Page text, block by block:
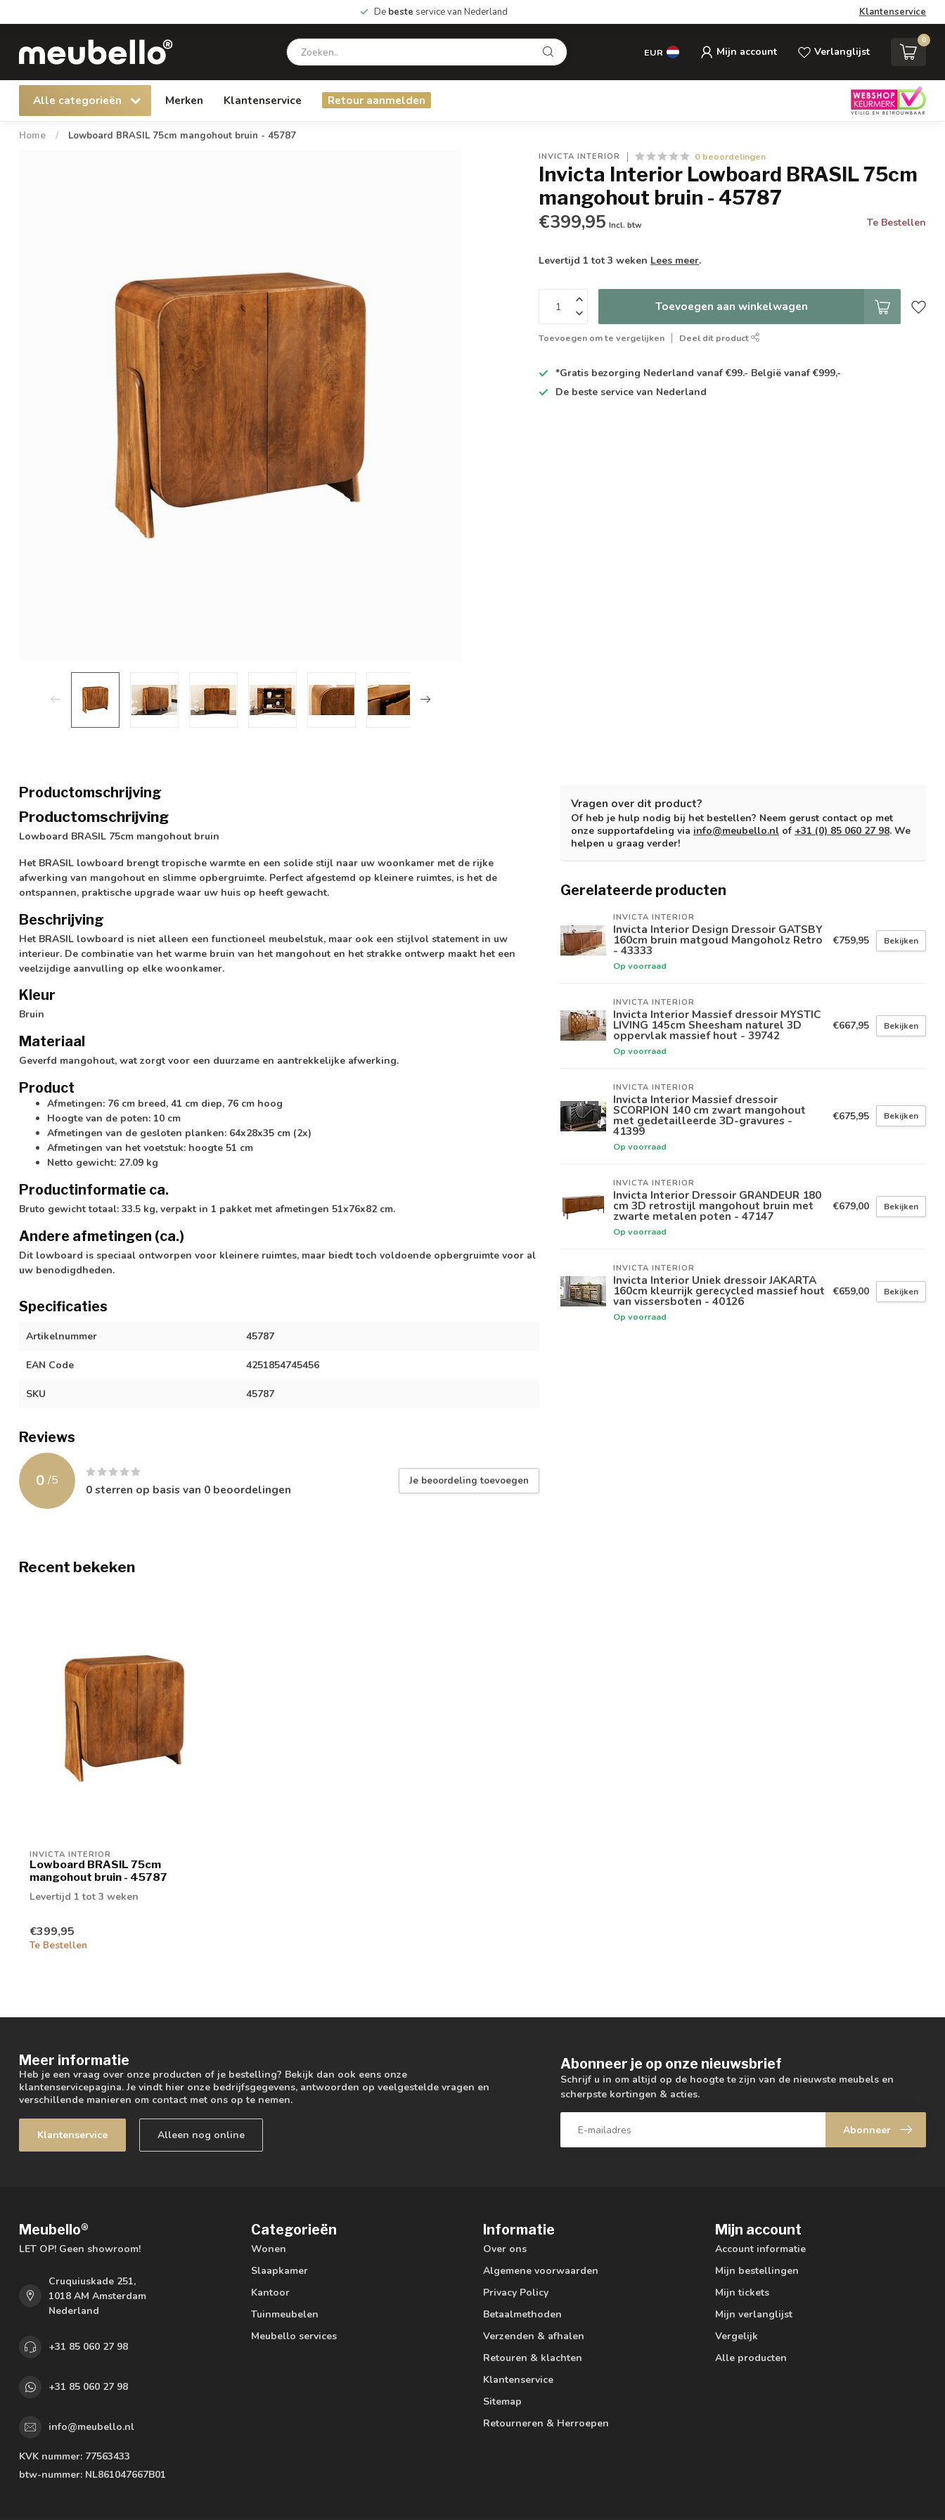
De beste service van Nederland Klantenservice
EUR Mijn account Verlanglijst
0
Alle categorieën Merken Klantenservice Retour aanmelden
Home / Lowboard BRASIL 75cm mangohout bruin - 45787
INVICTA INTERIOR 0 beoordelingen
Invicta Interior Lowboard BRASIL 75cm
mangohout bruin - 45787
€399,95 Incl. btw Te Bestellen
Levertijd 1 tot 3 weken Lees meer.
Toevoegen aan winkelwagen
Toevoegen om te vergelijken Deel dit product
*Gratis bezorging Nederland vanaf €99.- België vanaf €999,-
De beste service van Nederland
Productomschrijving
Productomschrijving
Lowboard BRASIL 75cm mangohout bruin
Het BRASIL lowboard brengt tropische warmte en een solide stijl naar uw woonkamer met de rijke
afwerking van mangohout en slimme opbergruimte. Perfect afgestemd op kleinere ruimtes, is het de
ontspannen, praktische upgrade waar uw huis op heeft gewacht.
Beschrijving
Het BRASIL lowboard is niet alleen een functioneel meubelstuk, maar ook een stijlvol statement in uw
interieur. De combinatie van het warme bruin van het mangohout en het strakke ontwerp maakt het een
veelzijdige aanvulling op elke woonkamer.
Kleur
Bruin
Materiaal
Geverfd mangohout, wat zorgt voor een duurzame en aantrekkelijke afwerking.
Product
Afmetingen: 76 cm breed, 41 cm diep, 76 cm hoog
Hoogte van de poten: 10 cm
Afmetingen van de gesloten planken: 64x28x35 cm (2x)
Afmetingen van het voetstuk: hoogte 51 cm
Netto gewicht: 27.09 kg
Productinformatie ca.
Bruto gewicht totaal: 33.5 kg, verpakt in 1 pakket met afmetingen 51x76x82 cm.
Andere afmetingen (ca.)
Dit lowboard is speciaal ontworpen voor kleinere ruimtes, maar biedt toch voldoende opbergruimte voor al
uw benodigdheden.
Specificaties
Artikelnummer 45787
EAN Code 4251854745456
SKU 45787
Reviews
0 /5
0sterren op basis van 0 beoordelingen
Je beoordeling toevoegen
Vragen over dit product?
Of heb je hulp nodig bij het bestellen? Neem gerust contact op met
onze supportafdeling via info@meubello.nl of +31 (0) 85 060 27 98. We
helpen u graag verder!
Gerelateerde producten
INVICTA INTERIOR
Invicta Interior Design Dressoir GATSBY
160cm bruin matgoud Mangoholz Retro
- 43333
Op voorraad
€759,95 Bekijken
INVICTA INTERIOR
Invicta Interior Massief dressoir MYSTIC
LIVING 145cm Sheesham naturel 3D
oppervlak massief hout - 39742
Op voorraad
€667,95 Bekijken
INVICTA INTERIOR
Invicta Interior Massief dressoir
SCORPION 140 cm zwart mangohout
met gedetailleerde 3D-gravures -
41399
Op voorraad
€675,95 Bekijken
INVICTA INTERIOR
Invicta Interior Dressoir GRANDEUR 180
cm 3D retrostijl mangohout bruin met
zwarte metalen poten - 47147
Op voorraad
€679,00 Bekijken
INVICTA INTERIOR
Invicta Interior Uniek dressoir JAKARTA
160cm kleurrijk gerecycled massief hout
van vissersboten - 40126
Op voorraad
€659,00 Bekijken
Recent bekeken
INVICTA INTERIOR
Lowboard BRASIL 75cm
mangohout bruin - 45787
Levertijd 1 tot 3 weken
€399,95
Te Bestellen
Meer informatie
Heb je een vraag over onze producten of je bestelling? Bekijk dan ook eens onze
klantenservicepagina. Je vindt hier onze bedrijfsgegevens, antwoorden op veelgestelde vragen en
verschillende manieren om contact met ons op te nemen.
Klantenservice Alleen nog online
Abonneer je op onze nieuwsbrief
Schrijf u in om altijd op de hoogte te zijn van de nieuwste meubels en
scherpste kortingen & acties.
Abonneer
Meubello®
LET OP! Geen showroom!
Cruquiuskade 251,
1018 AM Amsterdam
Nederland
+31 85 060 27 98
+31 85 060 27 98
info@meubello.nl
KVK nummer: 77563433
btw-nummer: NL861047667B01
Categorieën
Wonen
Slaapkamer
Kantoor
Tuinmeubelen
Meubello services
Informatie
Over ons
Algemene voorwaarden
Privacy Policy
Betaalmethoden
Verzenden & afhalen
Retouren & klachten
Klantenservice
Sitemap
Retourneren & Herroepen
Mijn account
Account informatie
Mijn bestellingen
Mijn tickets
Mijn verlanglijst
Vergelijk
Alle producten